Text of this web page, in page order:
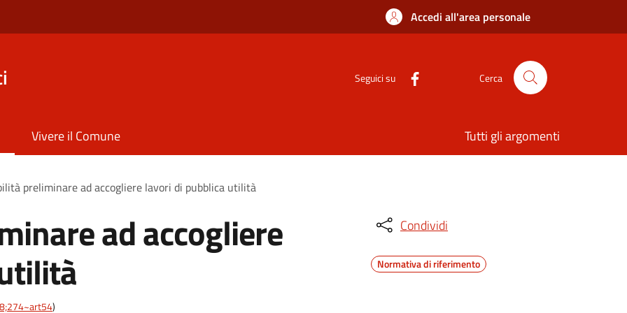
Accedi all'area personale
Seguici su Cerca
Vivere il Comune Tutti gli argomenti
preliminare ad accogliere lavori di pubblica utilità
ad accogliere
)
Condividi
Normativa di riferimento